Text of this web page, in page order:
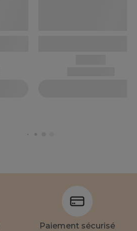
Paiement sécurisé